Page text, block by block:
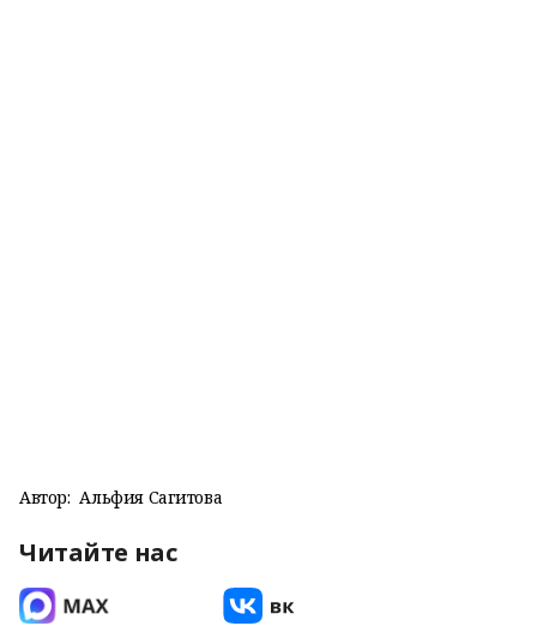
Автор: Альфия Сагитова
Читайте нас